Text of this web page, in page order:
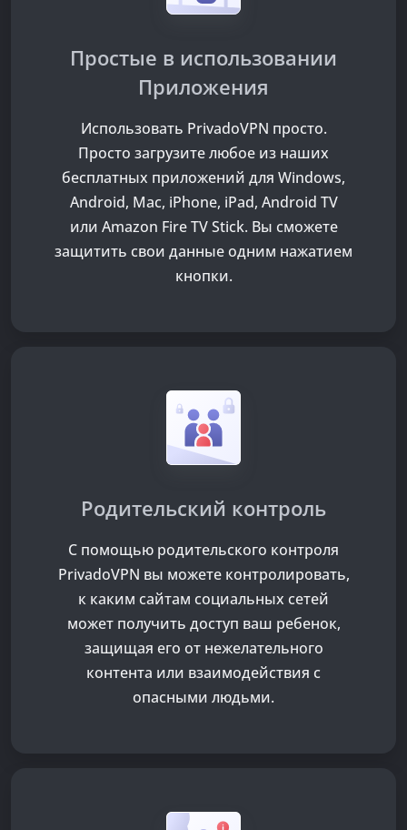
Простые в использовании
Приложения
Использовать PrivadoVPN просто.
Просто загрузите любое из наших
бесплатных приложений для Windows,
Android, Mac, iPhone, iPad, Android TV
или Amazon Fire TV Stick. Вы сможете
защитить свои данные одним нажатием
кнопки.
Родительский контроль
С помощью родительского контроля
PrivadoVPN вы можете контролировать,
к каким сайтам социальных сетей
может получить доступ ваш ребенок,
защищая его от нежелательного
контента или взаимодействия с
опасными людьми.